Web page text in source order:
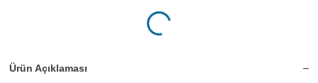
Ürün Açıklaması